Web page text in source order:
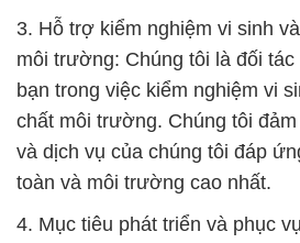
3. Hỗ trợ kiểm nghiệm vi sinh
môi trường: Chúng tôi là đối
bạn trong việc kiểm nghiệm vi
chất môi trường. Chúng tôi
và dịch vụ của chúng tôi đáp
toàn và môi trường cao nhất.
4. Mục tiêu phát triển và phục